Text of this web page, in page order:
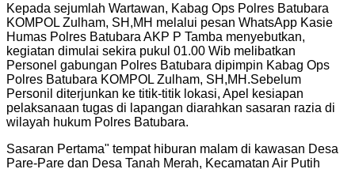
Kepada sejumlah Wartawan, Kabag Ops Polres Batubara
KOMPOL Zulham, SH,MH melalui pesan WhatsApp Kasie
Humas Polres Batubara AKP P Tamba menyebutkan,
kegiatan dimulai sekira pukul 01.00 Wib melibatkan
Personel gabungan Polres Batubara dipimpin Kabag Ops
Polres Batubara KOMPOL Zulham, SH,MH.Sebelum
Personil diterjunkan ke titik-titik lokasi, Apel kesiapan
pelaksanaan tugas di lapangan diarahkan sasaran razia di
wilayah hukum Polres Batubara.
Sasaran Pertama" tempat hiburan malam di kawasan Desa
Pare-Pare dan Desa Tanah Merah, Kecamatan Air Putih